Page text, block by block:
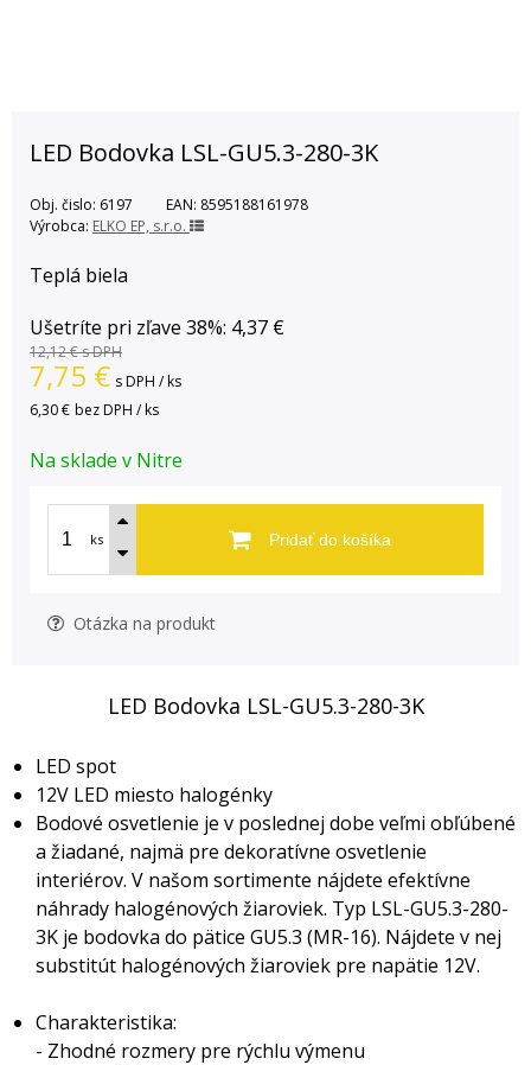
LED Bodovka LSL-GU5.3-280-3K
Obj. čislo: 6197 EAN: 8595188161978
Výrobca: ELKO EP, s.r.o.
Teplá biela
Ušetríte pri zľave 38%: 4,37 €
12,12 €s DPH
7,75 € s DPH / ks
6,30 € bez DPH / ks
Na sklade v Nitre
ks Pridať do košíka
Otázka na produkt
LED Bodovka LSL-GU5.3-280-3K
LED spot
12V LED miesto halogénky
Bodové osvetlenie je v poslednej dobe veľmi obľúbené
a žiadané, najmä pre dekoratívne osvetlenie
interiérov. V našom sortimente nájdete efektívne
náhrady halogénových žiaroviek. Typ LSL-GU5.3-280-
3K je bodovka do pätice GU5.3 (MR-16). Nájdete v nej
substitút halogénových žiaroviek pre napätie 12V.
Charakteristika:
- Zhodné rozmery pre rýchlu výmenu